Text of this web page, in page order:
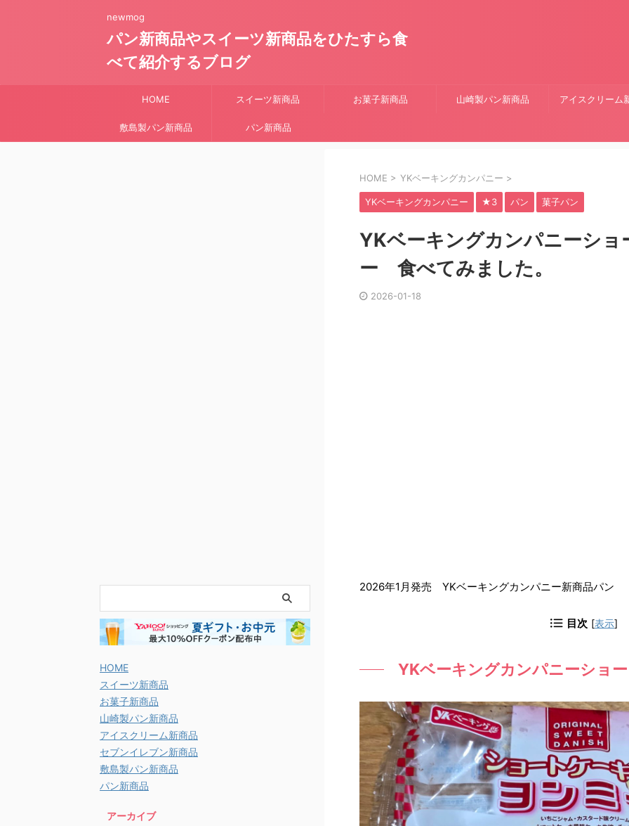
newmog
パン新商品やスイーツ新商品をひたすら食
べて紹介するブログ
HOME スイーツ新商品 お菓子新商品 山崎製パン新商品 アイスクリーム
敷島製パン新商品 パン新商品
HOME > YKベーキングカンパニー >
YKベーキングカンパニー ★3 パン 菓子パン
YKベーキングカンパニーショ
ー 食べてみました。
2026-01-18
2026年1月発売 YKベーキングカンパニー新商品パン
目次 [表示]
YKベーキングカンパニーショ
HOME
スイーツ新商品
お菓子新商品
山崎製パン新商品
アイスクリーム新商品
セブンイレブン新商品
敷島製パン新商品
パン新商品
アーカイブ